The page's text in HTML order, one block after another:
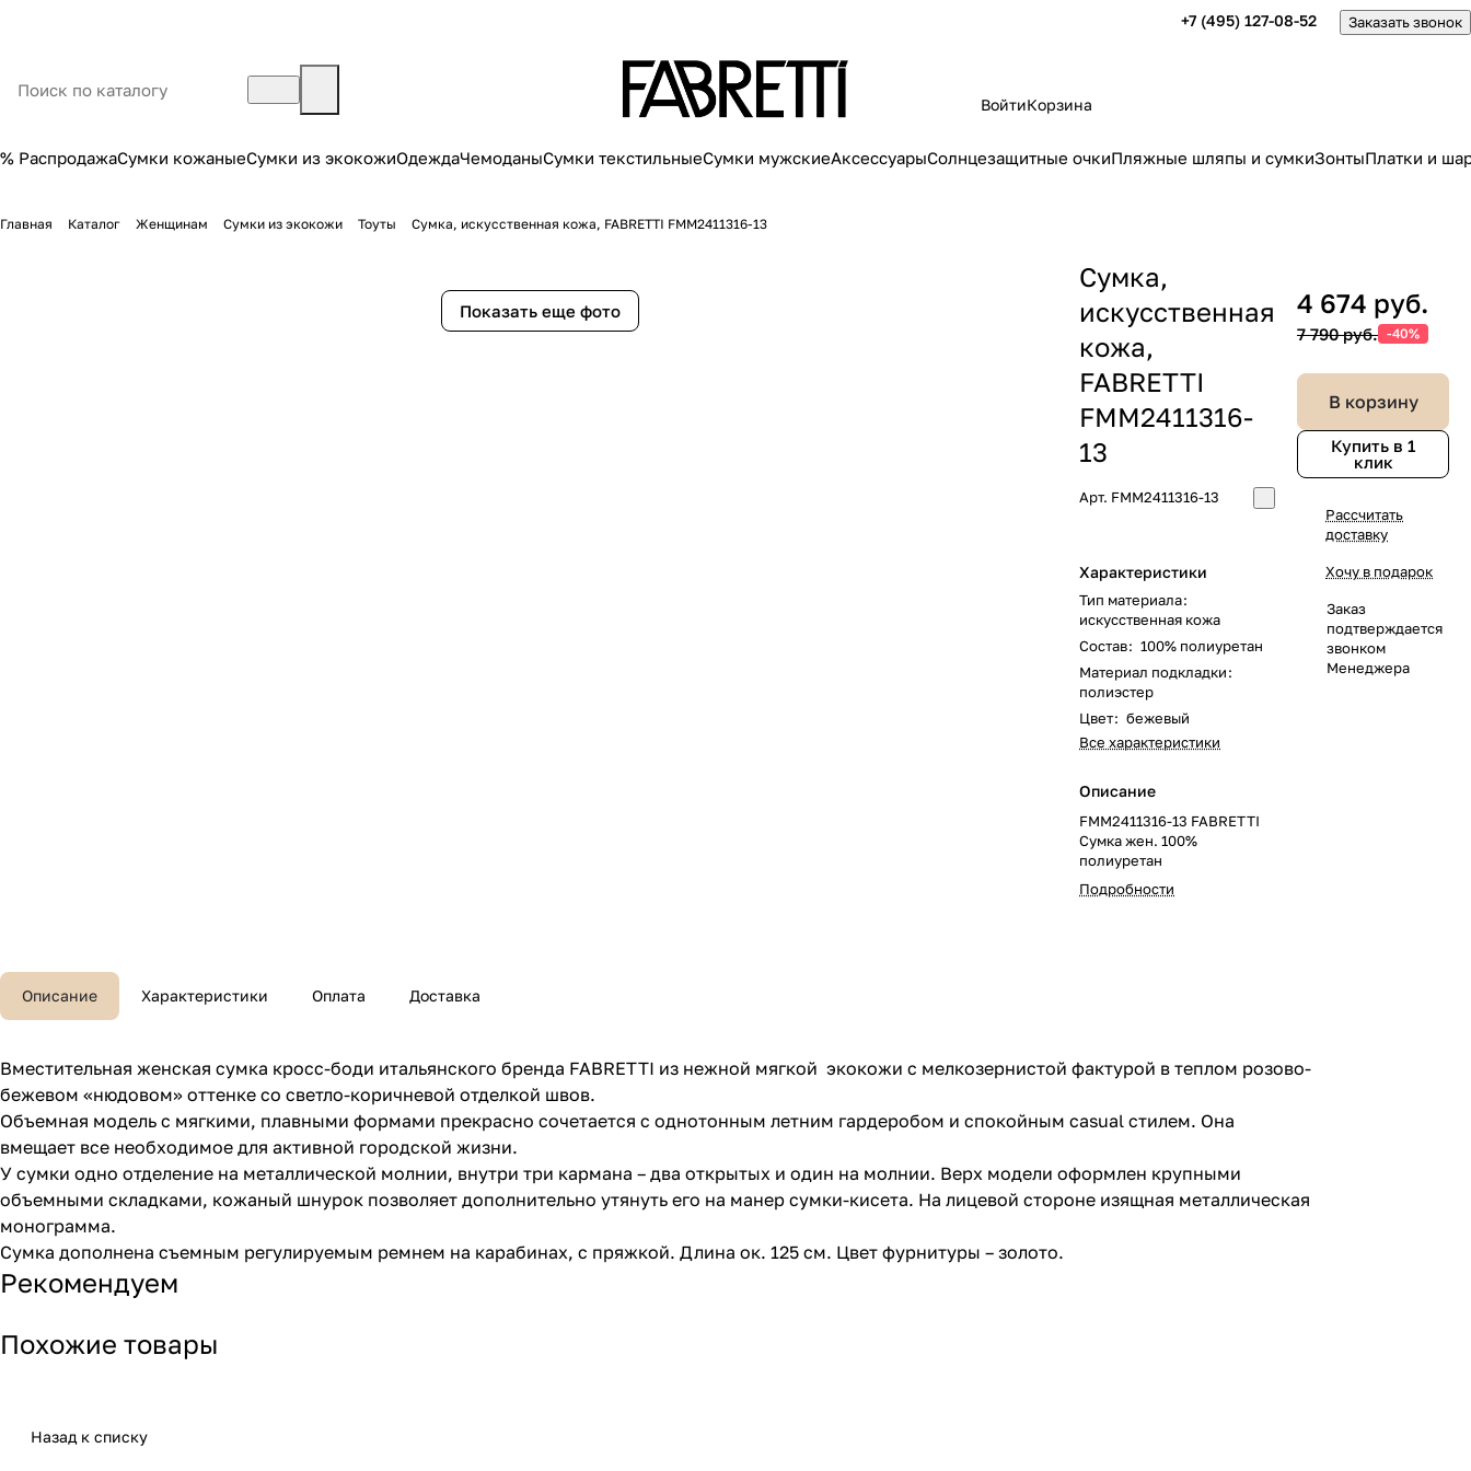
+7 (495) 127-08-52 Заказать звонок
ВойтиКорзина
% РаспродажаСумки кожаныеСумки из экокожиОдеждаЧемоданыСумки текстильныеСумки мужскиеАксессуарыСолнцезащитные очкиПляжные шляпы и сумкиЗонтыПлатки и
Главная Каталог Женщинам Сумки из экокожи Тоуты Сумка, искусственная кожа, FABRETTI FMM2411316-13
Показать еще фото
Сумка,
искусственная
кожа,
FABRETTI
FMM2411316-
13
Арт. FMM2411316-13
Характеристики
Тип материала:
искусственная кожа
Состав: 100% полиуретан
Материал подкладки:
полиэстер
Цвет: бежевый
Все характеристики
Описание
FMM2411316-13 FABRETTI
Сумка жен. 100%
полиуретан
Подробности
4 674 руб.
7 790 руб. -40%
В корзину
Купить в 1
клик
Рассчитать
доставку
Хочу в подарок
Заказ
подтверждается
звонком
Менеджера
Описание Характеристики Оплата Доставка
Вместительная женская сумка кросс-боди итальянского бренда FABRETTI из нежной мягкой экокожи с мелкозернистой фактурой в теплом розово-
бежевом «нюдовом» оттенке со светло-коричневой отделкой швов.
Объемная модель с мягкими, плавными формами прекрасно сочетается с однотонным летним гардеробом и спокойным casual стилем. Она
вмещает все необходимое для активной городской жизни.
У сумки одно отделение на металлической молнии, внутри три кармана – два открытых и один на молнии. Верх модели оформлен крупными
объемными складками, кожаный шнурок позволяет дополнительно утянуть его на манер сумки-кисета. На лицевой стороне изящная металлическая
монограмма.
Сумка дополнена съемным регулируемым ремнем на карабинах, с пряжкой. Длина ок. 125 см. Цвет фурнитуры – золото.
Рекомендуем
Похожие товары
Назад к списку